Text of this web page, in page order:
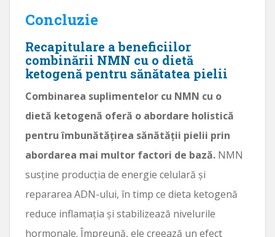
Concluzie
Recapitulare a beneficiilor
combinării NMN cu o dietă
ketogenă pentru sănătatea pielii
Combinarea suplimentelor cu NMN cu o
dietă ketogenă oferă o abordare holistică
pentru îmbunătățirea sănătății pielii prin
abordarea mai multor factori de bază. NMN
susține producția de energie celulară și
repararea ADN-ului, în timp ce dieta ketogenă
reduce inflamația și stabilizează nivelurile
hormonale. Împreună, ele creează un efect